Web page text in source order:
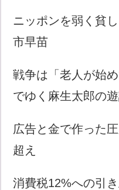
ニッポンを弱く貧
市早苗
戦争は「老人が始
でゆく麻生太郎の
広告と金で作った
超え
消費税12%への引